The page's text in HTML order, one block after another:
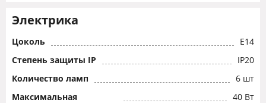
Электрика
Цоколь
E14
Степень защиты IP
IP20
Количество ламп
6 шт
Максимальная
40 Вт